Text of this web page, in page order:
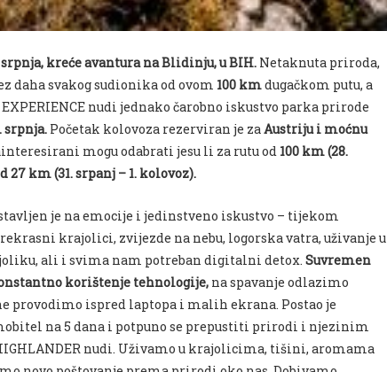
srpnja, kreće avantura na Blidinju, u BIH. Netaknuta priroda,
daha svakog sudionika od ovom 100 kmdugačkom putu, a
nudi jednako čarobno iskustvo parka prirode
srpnja. Početak kolovoza rezerviran je zaAustriju i moćnu
mogu odabrati jesu li za rutu od 100 km (28.
27 km (31. srpanj – 1. kolovoz).
je na emocije i jedinstveno iskustvo – tijekom
krajolici, zvijezde na nebu, logorska vatra, uživanje u
ali i svima nam potreban digitalni detox. Suvremen
korištenje tehnologije, na spavanje odlazimo
provodimo ispred laptopa i malih ekrana. Postao je
na 5 dana i potpuno se prepustiti prirodi i njezinim
nudi. Uživamo u krajolicima, tišini, aromama